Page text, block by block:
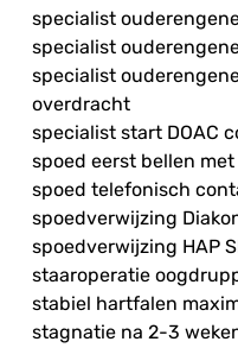
specialist
specialist
specialist
overdracht
specialist start DOAC
spoed eerst bellen met
spoed telefonisch
spoedverwijzing
spoedverwijzing HAP
staaroperatie
stabiel hartfalen
stagnatie na 2-3